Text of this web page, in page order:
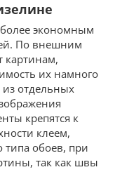
экономным
По внешним
картинам,
их намного
отдельных
крепятся к
клеем,
обоев, при
так как швы